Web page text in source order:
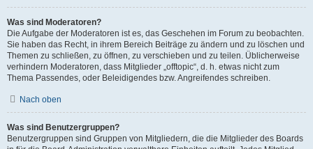
Was sind Moderatoren?
Die Aufgabe der Moderatoren ist es, das Geschehen im Forum zu beobachten.
Sie haben das Recht, in ihrem Bereich Beiträge zu ändern und zu löschen und
Themen zu schließen, zu öffnen, zu verschieben und zu teilen. Üblicherweise
verhindern Moderatoren, dass Mitglieder „offtopic“, d. h. etwas nicht zum
Thema Passendes, oder Beleidigendes bzw. Angreifendes schreiben.
Nach oben
Was sind Benutzergruppen?
Benutzergruppen sind Gruppen von Mitgliedern, die die Mitglieder des Boards